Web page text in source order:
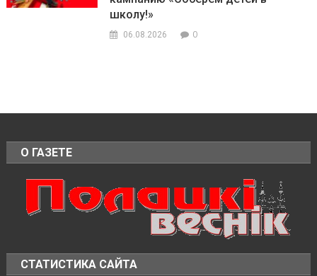
школу!»
06.08.2026 0
О ГАЗЕТЕ
СТАТИСТИКА САЙТА